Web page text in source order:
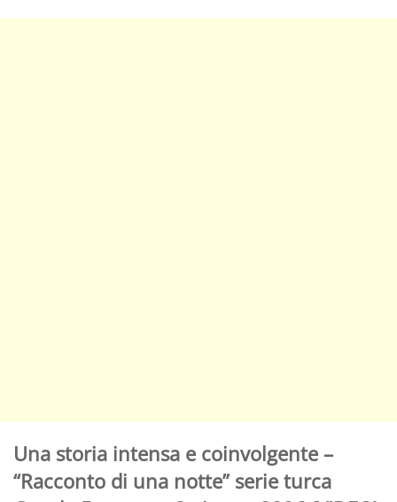
Una storia intensa e coinvolgente –
“Racconto di una notte” serie turca